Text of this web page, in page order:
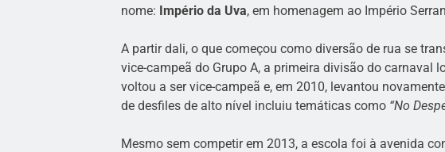
nome: Império da Uva, em homenagem ao Império
A partir dali, o que começou como diversão de rua se
vice-campeã do Grupo A, a primeira divisão do carnaval
voltou a ser vice-campeã e, em 2010, levantou
de desfiles de alto nível incluiu temáticas como “No
Mesmo sem competir em 2013, a escola foi à avenida